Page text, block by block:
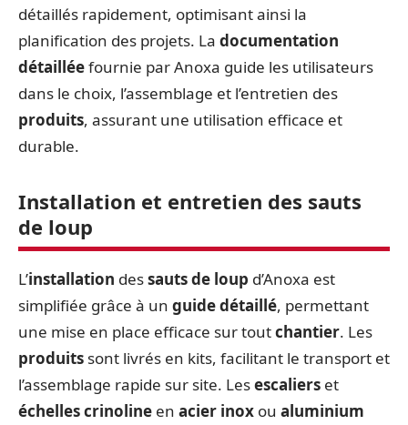
détaillés rapidement, optimisant ainsi la
planification des projets. La documentation
détailléefournie par Anoxa guide les utilisateurs
dans le choix, l’assemblage et l’entretien des
produits, assurant une utilisation efficace et
durable.
Installation et entretien des sauts
de loup
L’installation dessauts de loup d’Anoxa est
simplifiée grâce à un guide détaillé, permettant
une mise en place efficace sur toutchantier. Les
produits sont livrés en kits, facilitant le transport et
l’assemblage rapide sur site. Lesescaliers et
échelles crinoline en acier inox ou aluminium